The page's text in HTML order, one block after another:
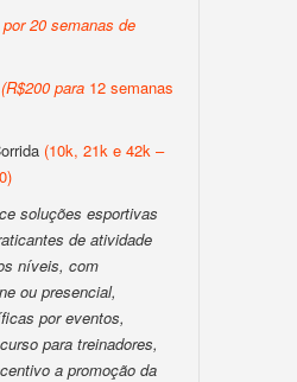
20 semanas de
(R$200 para 12 semanas
(10k, 21k e 42k –
soluções esportivas
de atividade
níveis, com
ou presencial,
por eventos,
para treinadores,
a promoção da